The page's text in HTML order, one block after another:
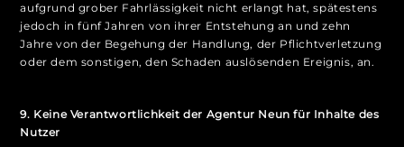
aufgrund grober Fahrlässigkeit nicht erlangt hat, spätestens
jedoch in fünf Jahren von ihrer Entstehung an und zehn
Jahre von der Begehung der Handlung, der Pflichtverletzung
oder dem sonstigen, den Schaden auslösenden Ereignis, an.
9. Keine Verantwortlichkeit der Agentur Neun für Inhalte des
Nutzer